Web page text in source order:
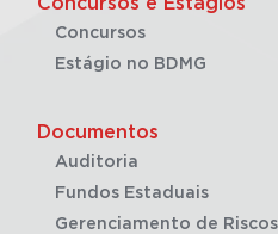
Concursos
Estágio no BDMG
Documentos
Auditoria
Fundos Estaduais
Gerenciamento de Riscos